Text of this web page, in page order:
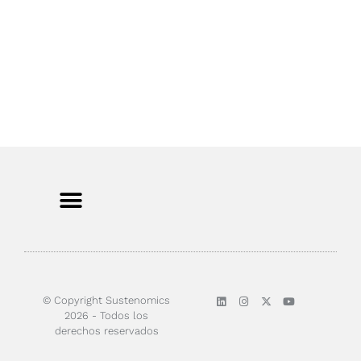
© Copyright Sustenomics
2026 - Todos los
derechos reservados